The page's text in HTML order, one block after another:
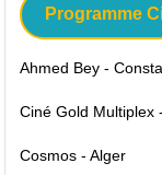
Programme
Ahmed Bey -
Ciné Gold Multiplex
Cosmos - Alger